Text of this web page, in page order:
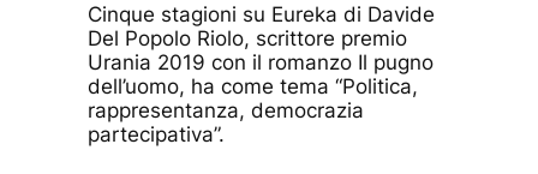
Cinque stagioni su Eureka di Davide
Del Popolo Riolo, scrittore premio
Urania 2019 con il romanzo Il pugno
dell’uomo, ha come tema “Politica,
rappresentanza, democrazia
partecipativa”.